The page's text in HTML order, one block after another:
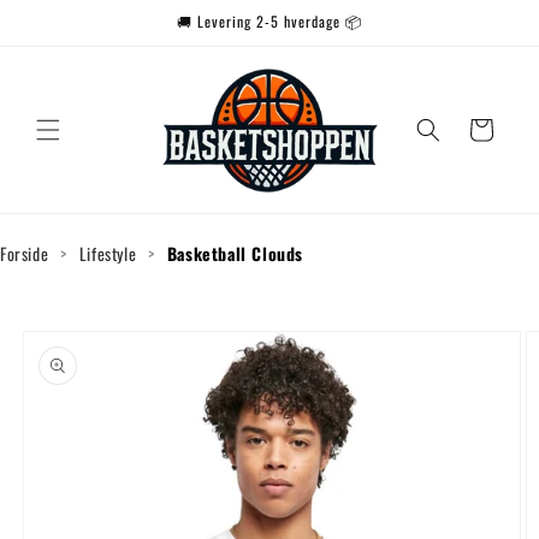
🚚 Levering 2-5 hverdage 📦
Indkøbskurv
Forside > Lifestyle > Basketball Clouds